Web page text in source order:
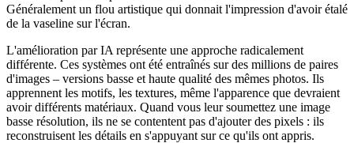
Généralement un flou artistique qui donnait l'impression d'avoir étalé
de la vaseline sur l'écran.
L'amélioration par IA représente une approche radicalement
différente. Ces systèmes ont été entraînés sur des millions de paires
d'images – versions basse et haute qualité des mêmes photos. Ils
apprennent les motifs, les textures, même l'apparence que devraient
avoir différents matériaux. Quand vous leur soumettez une image
basse résolution, ils ne se contentent pas d'ajouter des pixels : ils
reconstruisent les détails en s'appuyant sur ce qu'ils ont appris.